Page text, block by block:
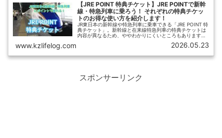
【JRE POINT 特典チケット】JRE POINTで新幹
線・特急列車に乗ろう！ それぞれの特典チケッ
トのお得な使い方を紹介します！
JR東日本の新幹線や特急列車に乗車できる「JRE POINT 特
典チケット」。新幹線と在来線特急列車の特典チケットは
内容が異なるため、ややわかりにくいところもあります。
【ひさの乗り鉄ブログ】では、それぞれの「JRE POINT 特
典チケット」のお得な使い方について紹介します。
www.kzlifelog.com 2026.05.23
スポンサーリンク